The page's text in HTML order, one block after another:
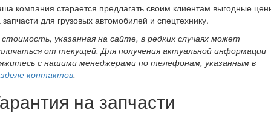
компания старается предлагать своим клиентам выгодные
запчасти для грузовых автомобилей и спецтехнику.
стоимость, указанная на сайте, в редких случаях может
от текущей. Для получения актуальной информации
с нашими менеджерами по телефонам, указанным в
контактов.
на запчасти